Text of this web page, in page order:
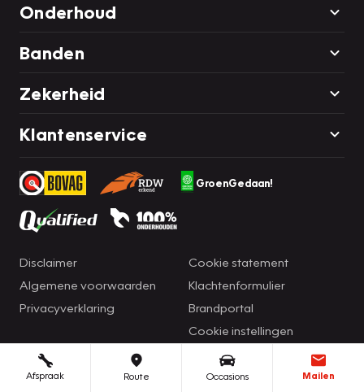
Afspraak Route Occasions Mailen
Onderhoud
Banden
Zekerheid
Klantenservice
GroenGedaan!
Disclaimer
Algemene voorwaarden
Privacyverklaring
Cookie statement
Klachtenformulier
Brandportal
Cookie instellingen